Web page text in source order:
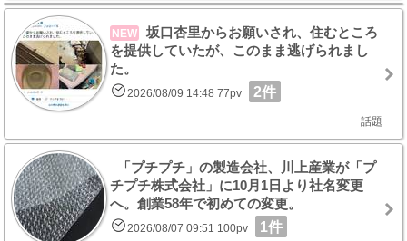
NEW
坂口杏里からお願いされ、住むところ
を提供していたが、このまま逃げられまし
た。
2026/08/09 14:48 77pv 2件
話題
「プチプチ」の製造会社、川上産業が「プ
チプチ株式会社」に10月1日より社名変更
へ。創業58年で初めての変更。
2026/08/07 09:51 100pv 1件